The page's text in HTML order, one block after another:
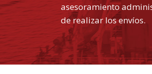
asesoramiento
de realizar los envíos.